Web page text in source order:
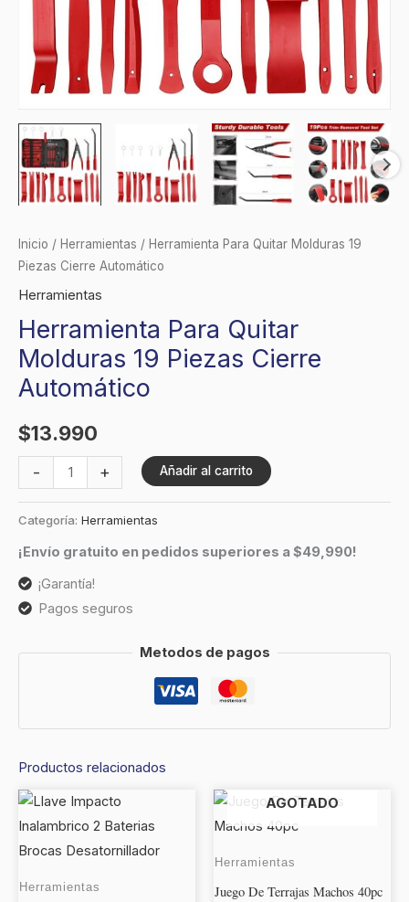
Inicio / Herramientas / Herramienta Para Quitar Molduras 19
Piezas Cierre Automático
Herramientas
Herramienta Para Quitar
Molduras 19 Piezas Cierre
Automático
$13.990
- + Añadir al carrito
Categoría: Herramientas
¡Envío gratuito en pedidos superiores a $49,990!
¡Garantía!
Pagos seguros
Metodos de pagos
Productos relacionados
Herramientas
AGOTADO
Herramientas
Juego De Terrajas Machos 40pc